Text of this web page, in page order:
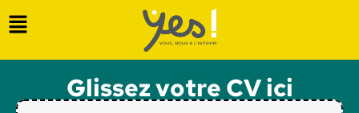
Glissez votre CV ici